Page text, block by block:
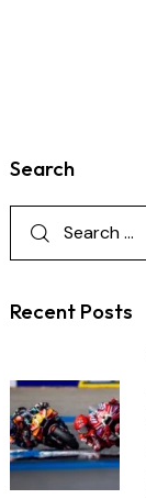
Search
Recent Posts